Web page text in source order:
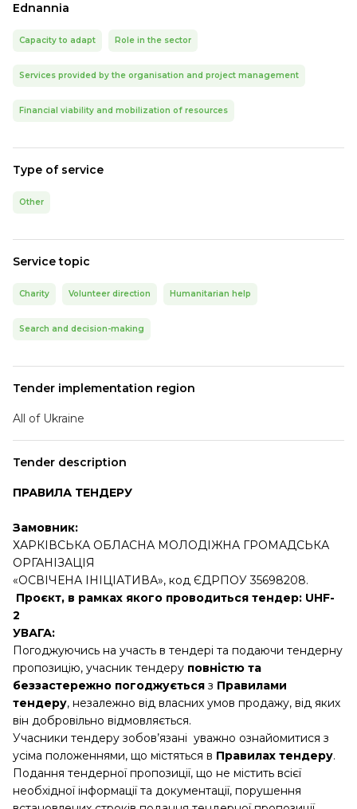
Ednannia
Capacity to adapt Role in the sector
Services provided by the organisation and project management
Financial viability and mobilization of resources
Type of service
Other
Service topic
Charity Volunteer direction Humanitarian help
Search and decision-making
Tender implementation region
All of Ukraine
Tender description
ПРАВИЛА ТЕНДЕРУ
Замовник:
ХАРКІВСЬКА ОБЛАСНА МОЛОДІЖНА ГРОМАДСЬКА
ОРГАНІЗАЦІЯ
«ОСВІЧЕНА ІНІЦІАТИВА», код ЄДРПОУ 35698208.
Проєкт, в рамках якого проводиться тендер: UHF-
2
УВАГА:
Погоджуючись на участь в тендері та подаючи тендерну
пропозицію, учасник тендеру повністю та
беззастережно погоджується з Правилами
тендеру, незалежно від власних умов продажу, від яких
він добровільно відмовляється.
Учасники тендеру зобов’язані уважно ознайомитися з
усіма положеннями, що містяться в Правилах тендеру.
Подання тендерної пропозиції, що не містить всієї
необхідної інформації та документації, порушення